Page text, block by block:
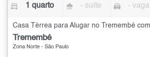
1 quarto - suíte - vaga
Casa Térrea para Alugar no Tremembé
Tremembé
Zona Norte - São Paulo